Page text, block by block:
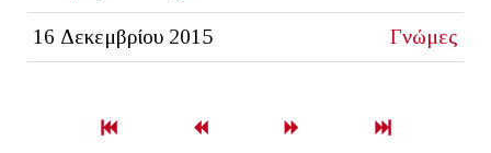
16 Δεκεμβρίου 2015 Γνώμες